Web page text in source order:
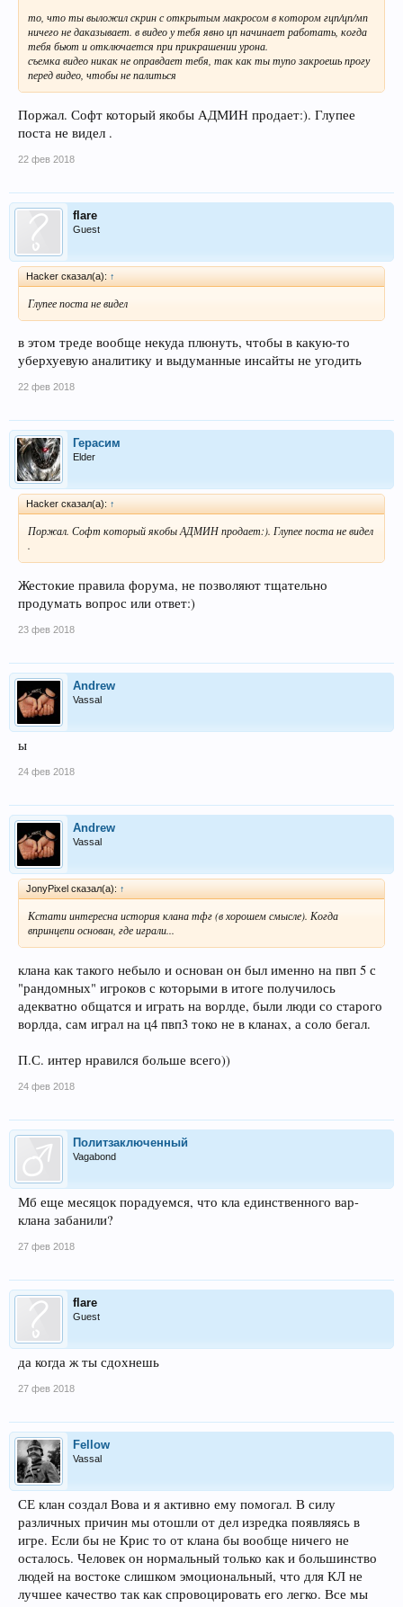
то, что ты выложил скрин с открытым макросом в котором гцп/цп/мп
ничего не даказывает. в видео у тебя явно цп начинает работать, когда
тебя бьют и отключается при прикрашении урона.
съемка видео никак не оправдает тебя, так как ты тупо закроешь прогу
перед видео, чтобы не палиться
Поржал. Софт который якобы АДМИН продает:). Глупее
поста не видел .
22 фев 2018
flare
Guest
Hacker сказал(а): ↑
Глупее поста не видел
в этом треде вообще некуда плюнуть, чтобы в какую-то
уберхуевую аналитику и выдуманные инсайты не угодить
22 фев 2018
Герасим
Elder
Hacker сказал(а): ↑
Поржал. Софт который якобы АДМИН продает:). Глупее поста не видел
.
Жестокие правила форума, не позволяют тщательно
продумать вопрос или ответ:)
23 фев 2018
Andrew
Vassal
ы
24 фев 2018
Andrew
Vassal
JonyPixel сказал(а): ↑
Кстати интересна история клана тфг (в хорошем смысле). Когда
впринцепи основан, где играли...
клана как такого небыло и основан он был именно на пвп 5 с
"рандомных" игроков с которыми в итоге получилось
адекватно общатся и играть на ворлде, были люди со старого
ворлда, сам играл на ц4 пвп3 токо не в кланах, а соло бегал.
П.С. интер нравился больше всего))
24 фев 2018
Политзаключенный
Vagabond
Мб еще месяцок порадуемся, что кла единственного вар-
клана забанили?
27 фев 2018
flare
Guest
да когда ж ты сдохнешь
27 фев 2018
Fellow
Vassal
СЕ клан создал Вова и я активно ему помогал. В силу
различных причин мы отошли от дел изредка появляясь в
игре. Если бы не Крис то от клана бы вообще ничего не
осталось. Человек он нормальный только как и большинство
людей на востоке слишком эмоциональный, что для КЛ не
лучшее качество так как спровоцировать его легко. Все мы